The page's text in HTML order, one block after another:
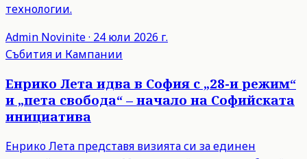
технологии.
Admin Novinite· 24 юли 2026 г.
Събития и Кампании
Енрико Лета идва в София с „28-и режим“
и „пета свобода“ – начало на Софийската
инициатива
Енрико Лета представя визията си за единен